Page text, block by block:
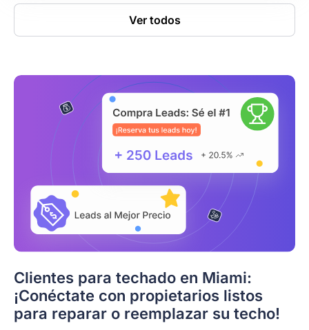
Ver todos
Clientes para techado en Miami:
¡Conéctate con propietarios listos
para reparar o reemplazar su techo!